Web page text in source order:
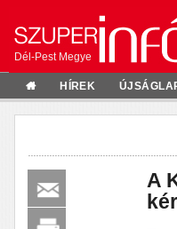
Dél-Pest Megye
HÍREK
A